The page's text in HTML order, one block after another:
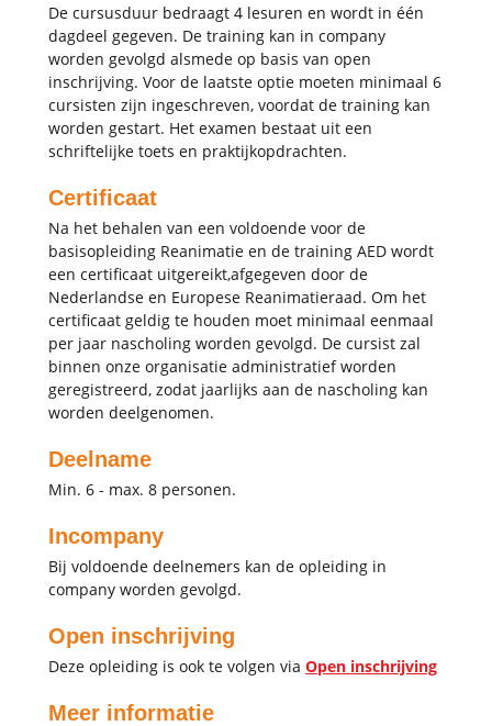
De cursusduur bedraagt 4 lesuren en wordt in één
dagdeel gegeven. De training kan in company
worden gevolgd alsmede op basis van open
inschrijving. Voor de laatste optie moeten minimaal 6
cursisten zijn ingeschreven, voordat de training kan
worden gestart. Het examen bestaat uit een
schriftelijke toets en praktijkopdrachten.
Certificaat
Na het behalen van een voldoende voor de
basisopleiding Reanimatie en de training AED wordt
een certificaat uitgereikt,afgegeven door de
Nederlandse en Europese Reanimatieraad. Om het
certificaat geldig te houden moet minimaal eenmaal
per jaar nascholing worden gevolgd. De cursist zal
binnen onze organisatie administratief worden
geregistreerd, zodat jaarlijks aan de nascholing kan
worden deelgenomen.
Deelname
Min. 6 - max. 8 personen.
Incompany
Bij voldoende deelnemers kan de opleiding in
company worden gevolgd.
Open inschrijving
Deze opleiding is ook te volgen via Open inschrijving
Meer informatie